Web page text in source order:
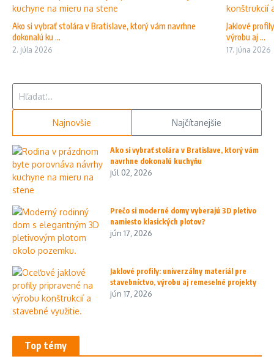
Ako si vybrať stolára v Bratislave, ktorý vám navrhne
dokonalú ku ...
2. júla 2026
Jaklové
výrobu aj ...
17. júna 2026
Najnovšie Najčítanejšie
Ako si vybrať stolára v Bratislave, ktorý vám
navrhne dokonalú kuchyňu
júl 02, 2026
Prečo si moderné domy vyberajú 3D pletivo
namiesto klasických plotov?
jún 17, 2026
Jaklové profily: univerzálny materiál pre
stavebníctvo, výrobu aj remeselné projekty
jún 17, 2026
Top témy